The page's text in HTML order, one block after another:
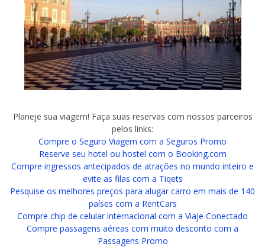
Planeje sua viagem! Faça suas reservas com nossos parceiros
pelos links:
Compre o Seguro Viagem com a Seguros Promo
Reserve seu hotel ou hostel com o Booking.com
Compre ingressos antecipados de atrações no mundo inteiro e
evite as filas com a Tiqets
Pesquise os melhores preços para alugar carro em mais de 140
países com a RentCars
Compre chip de celular internacional com a Viaje Conectado
Compre passagens aéreas com muito desconto com a
Passagens Promo